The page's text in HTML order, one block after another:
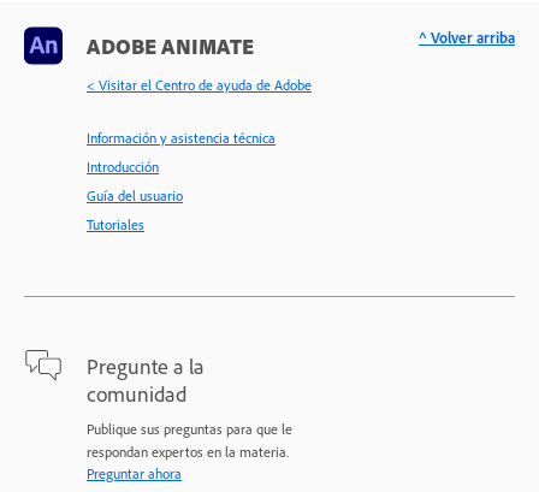
ADOBE ANIMATE
< Visitar el Centro de ayuda de Adobe
Información y asistencia técnica
Introducción
Guía del usuario
Tutoriales
Pregunte a la
comunidad
Publique sus preguntas para que le
respondan expertos en la materia.
Preguntar ahora
^ Volver arriba